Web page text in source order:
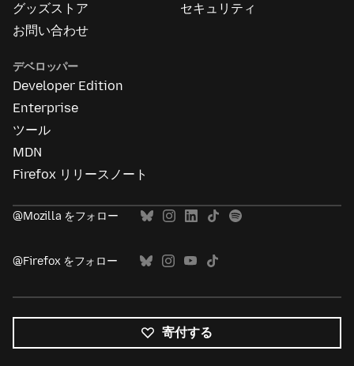
グッズストア
お問い合わせ
セキュリティ
デベロッパー
Developer Edition
Enterprise
ツール
MDN
Firefox リリースノート
@Mozilla をフォロー
@Firefox をフォロー
寄付する